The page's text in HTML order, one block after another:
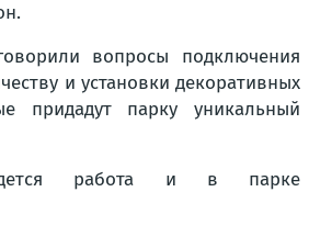
вопросы подключения
и установки декоративных
придадут парку уникальный
работа и в парке